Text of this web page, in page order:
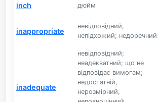
inch дюйм
inappropriate
невідповідний,
непідхожий; недоречний
inadequate
невідповідний;
неадекватний; що не
відповідає вимогам;
недостатній,
нерозмірний,